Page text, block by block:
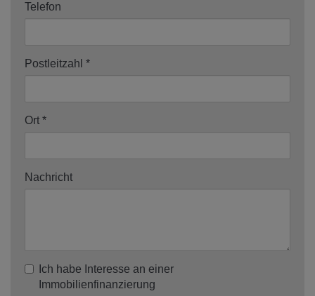
Telefon
Postleitzahl
Ort
Nachricht
Ich habe Interesse an einer
Immobilienfinanzierung